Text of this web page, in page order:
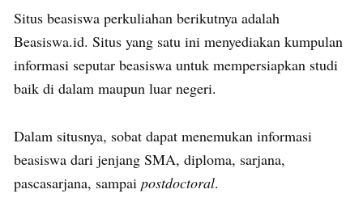
Situs beasiswa perkuliahan berikutnya adalah
Beasiswa.id. Situs yang satu ini menyediakan kumpulan
informasi seputar beasiswa untuk mempersiapkan studi
baik di dalam maupun luar negeri.
Dalam situsnya, sobat dapat menemukan informasi
beasiswa dari jenjang SMA, diploma, sarjana,
pascasarjana, sampai postdoctoral.